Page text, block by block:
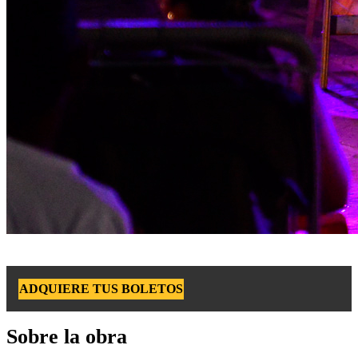
ADQUIERE TUS BOLETOS
Sobre la obra